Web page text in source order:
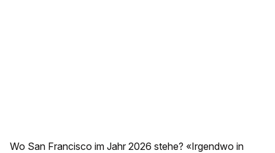
Wo San Francisco im Jahr 2026 stehe? «Irgendwo in